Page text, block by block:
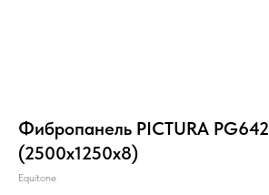
Фибропанель PICTURA PG642
(2500x1250x8)
Equitone